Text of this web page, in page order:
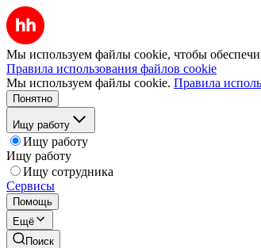
Мы используем файлы cookie, чтобы
Правила использования файлов cookie
Мы используем файлы cookie. Правила
Понятно
Ищу работу
Ищу работу
Ищу работу
Ищу сотрудника
Сервисы
Помощь
Ещё
Поиск